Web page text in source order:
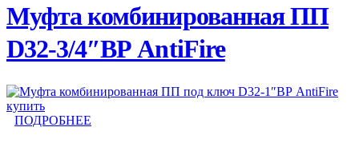
Муфта комбинированная ПП
D32-3/4″ВР AntiFire
ПОДРОБНЕЕ